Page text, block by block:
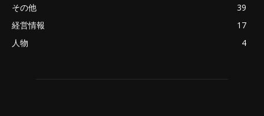
その他
39
経営情報
17
人物
4